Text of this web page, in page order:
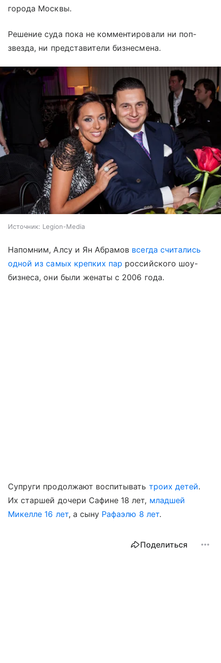
города Москвы.
Решение суда пока не комментировали ни поп-
звезда, ни представители бизнесмена.
Источник: Legion-Media
Напомним, Алсу и Ян Абрамов всегда считались
одной из самых крепких пар российского шоу-
бизнеса, они были женаты с 2006 года.
Супруги продолжают воспитывать троих детей.
Их старшей дочери Сафине 18 лет, младшей
Микелле 16 лет, а сыну Рафаэлю 8 лет.
Поделиться